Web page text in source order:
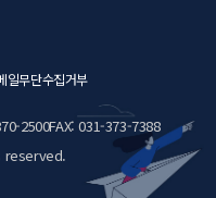
일무단수집거부
2500FAX: 031-373-7388
reserved.